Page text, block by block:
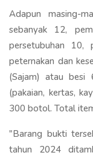
Adapun masing-
sebanyak 12,
persetubuhan 10,
peternakan dan
(Sajam) atau besi
(pakaian, kertas,
300 botol. Total
"Barang bukti
tahun 2024